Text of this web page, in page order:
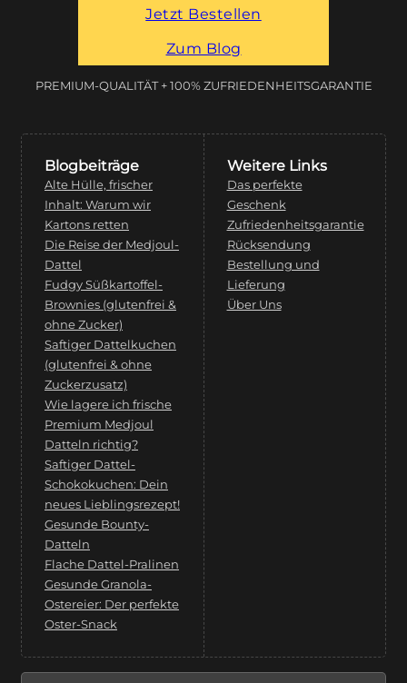
Jetzt Bestellen
Zum Blog
PREMIUM-QUALITÄT + 100% ZUFRIEDENHEITSGARANTIE
Blogbeiträge
Alte Hülle, frischer
Inhalt: Warum wir
Kartons retten
Die Reise der Medjoul-
Dattel
Fudgy Süßkartoffel-
Brownies (glutenfrei &
ohne Zucker)
Saftiger Dattelkuchen
(glutenfrei & ohne
Zuckerzusatz)
Wie lagere ich frische
Premium Medjoul
Datteln richtig?
Saftiger Dattel-
Schokokuchen: Dein
neues Lieblingsrezept!
Gesunde Bounty-
Datteln
Flache Dattel-Pralinen
Gesunde Granola-
Ostereier: Der perfekte
Oster-Snack
Weitere Links
Das perfekte
Geschenk
Zufriedenheitsgarantie
Rücksendung
Bestellung und
Lieferung
Über Uns